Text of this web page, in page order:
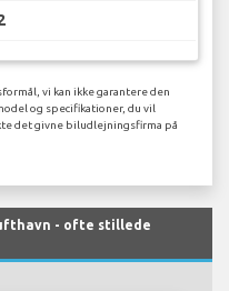
vi kan ikke garantere den
og specifikationer, du vil
det givne biludlejningsfirma på
- ofte stillede